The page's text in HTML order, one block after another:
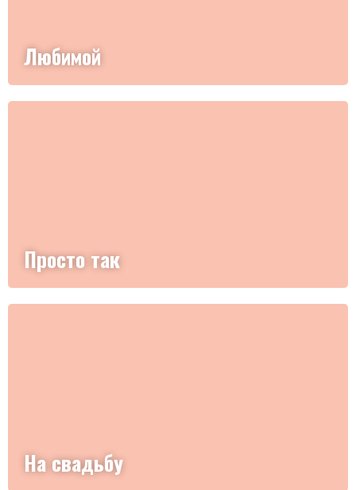
Любимой
Просто так
На свадьбу